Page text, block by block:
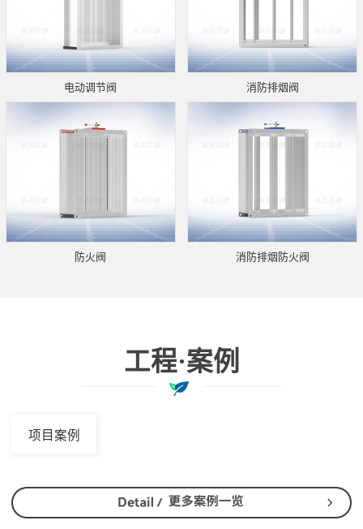
电动调节阀 消防排烟阀
防火阀 消防排烟防火阀
工程·案例
项目案例